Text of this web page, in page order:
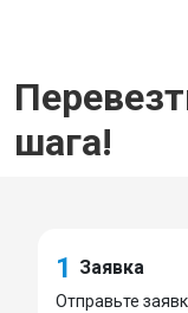
шага!
1 Заявка
Отправьте